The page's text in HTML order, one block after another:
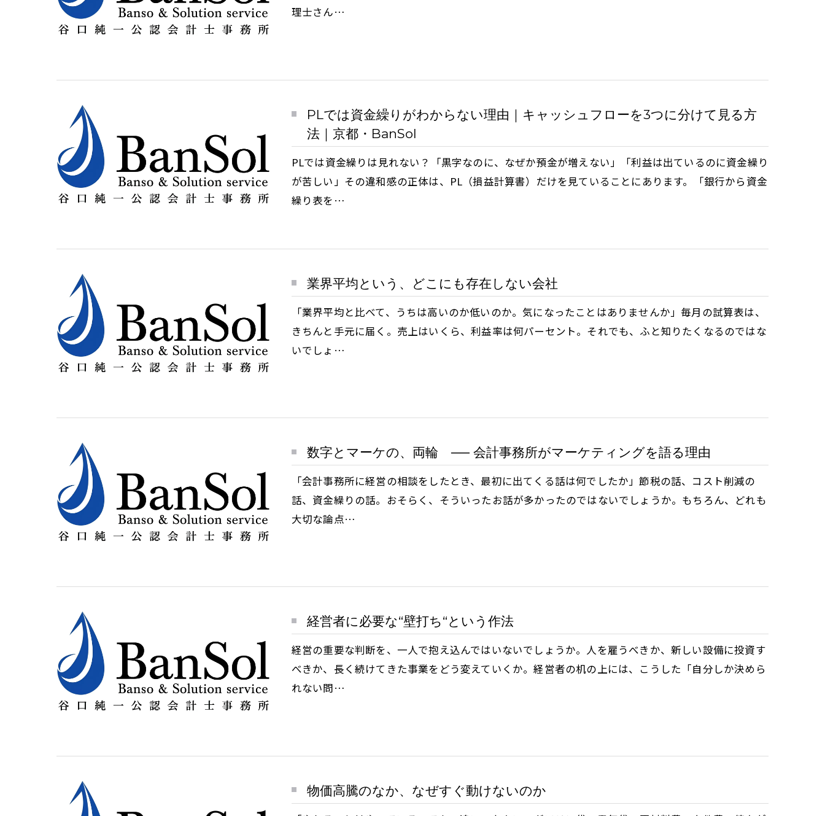
理士さん…
PLでは資金繰りがわからない理由｜キャッシュフローを3つに分けて見る方
法｜京都・BanSol
PLでは資金繰りは見れない？「黒字なのに、なぜか預金が増えない」「利益は出ているのに資金繰り
が苦しい」その違和感の正体は、PL（損益計算書）だけを見ていることにあります。「銀行から資金
繰り表を…
業界平均という、どこにも存在しない会社
「業界平均と比べて、うちは高いのか低いのか。気になったことはありませんか」毎月の試算表は、
きちんと手元に届く。売上はいくら、利益率は何パーセント。それでも、ふと知りたくなるのではな
いでしょ…
数字とマーケの、両輪 ── 会計事務所がマーケティングを語る理由
「会計事務所に経営の相談をしたとき、最初に出てくる話は何でしたか」節税の話、コスト削減の
話、資金繰りの話。おそらく、そういったお話が多かったのではないでしょうか。もちろん、どれも
大切な論点…
経営者に必要な“壁打ち“という作法
経営の重要な判断を、一人で抱え込んではいないでしょうか。人を雇うべきか、新しい設備に投資す
べきか、長く続けてきた事業をどう変えていくか。経営者の机の上には、こうした「自分しか決めら
れない問…
物価高騰のなか、なぜすぐ動けないのか